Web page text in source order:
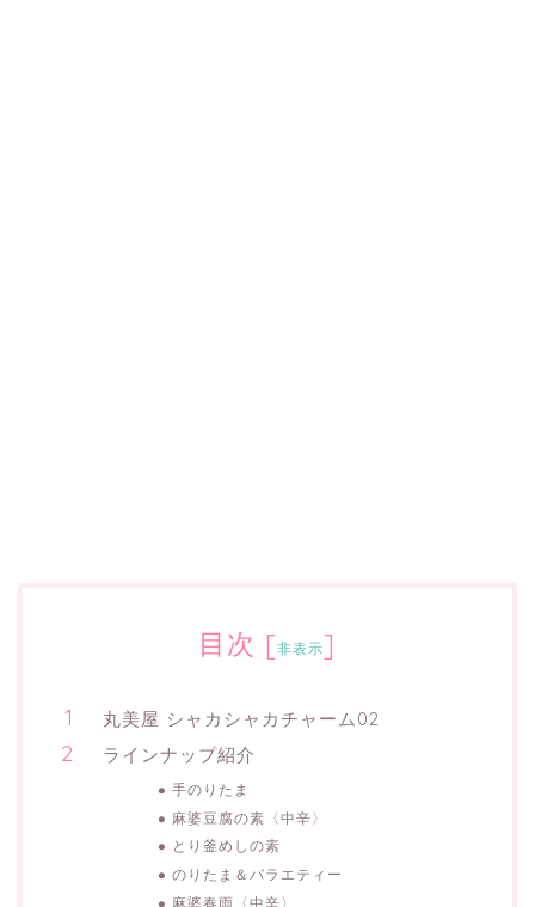
目次 [非表示]
丸美屋 シャカシャカチャーム02
ラインナップ紹介
手のりたま
麻婆豆腐の素〈中辛〉
とり釜めしの素
のりたま＆バラエティー
麻婆春雨〈中辛〉